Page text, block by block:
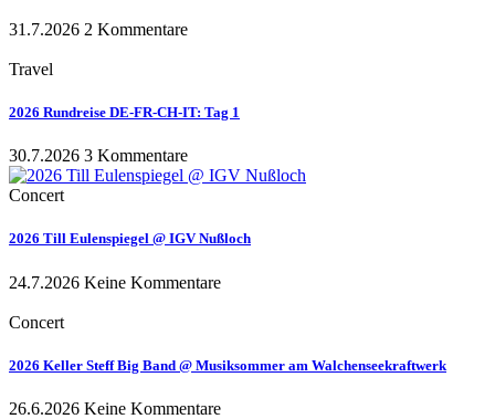
31.7.2026 2 Kommentare
Travel
2026 Rundreise DE-FR-CH-IT: Tag 1
30.7.2026 3 Kommentare
Concert
2026 Till Eulenspiegel @ IGV Nußloch
24.7.2026 Keine Kommentare
Concert
2026 Keller Steff Big Band @ Musiksommer am Walchenseekraftwerk
26.6.2026 Keine Kommentare